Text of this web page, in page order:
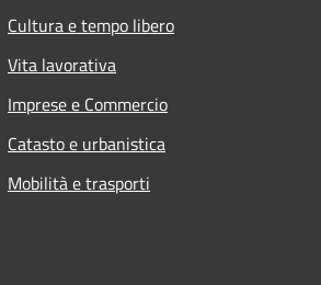
Cultura e tempo libero
Vita lavorativa
Imprese e Commercio
Catasto e urbanistica
Mobilità e trasporti